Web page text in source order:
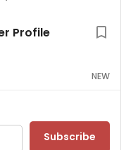
Profile
NEW
Subscribe